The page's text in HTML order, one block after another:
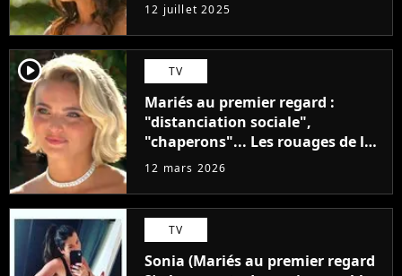
12 juillet 2025
player2 TV
Mariés au premier regard :
"distanciation sociale",
"chaperons"... Les rouages de la
production dévoilés
12 mars 2026
TV
Sonia (Mariés au premier regard